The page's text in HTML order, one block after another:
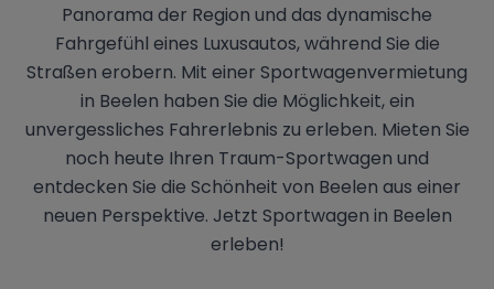
Panorama der Region und das dynamische
Fahrgefühl eines Luxusautos, während Sie die
Straßen erobern. Mit einer Sportwagenvermietung
in Beelen haben Sie die Möglichkeit, ein
unvergessliches Fahrerlebnis zu erleben. Mieten Sie
noch heute Ihren Traum-Sportwagen und
entdecken Sie die Schönheit von Beelen aus einer
neuen Perspektive. Jetzt Sportwagen in Beelen
erleben!